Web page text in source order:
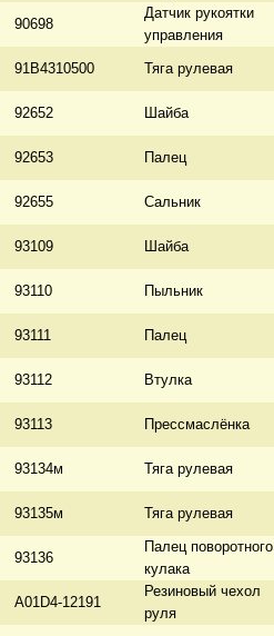
90698
Датчик рукоятки
управления
91B4310500
Тяга рулевая
92652
Шайба
92653
Палец
92655
Сальник
93109
Шайба
93110
Пыльник
93111
Палец
93112
Втулка
93113
Прессмаслёнка
93134м
Тяга рулевая
93135м
Тяга рулевая
93136
Палец поворотного
кулака
A01D4-12191
Резиновый чехол
руля